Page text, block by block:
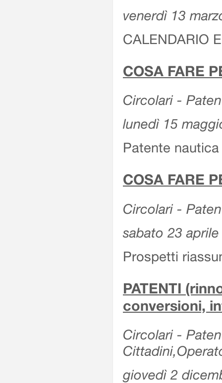
venerdì 13
CALENDARIO
COSA FARE
Circolari -
lunedì 15
Patente
COSA FARE
Circolari -
sabato 23
Prospetti
PATENTI
conversioni,
Circolari -
giovedì 2